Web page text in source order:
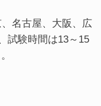
名古屋、大阪、広
試験時間は13～15